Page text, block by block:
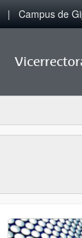
Campus de